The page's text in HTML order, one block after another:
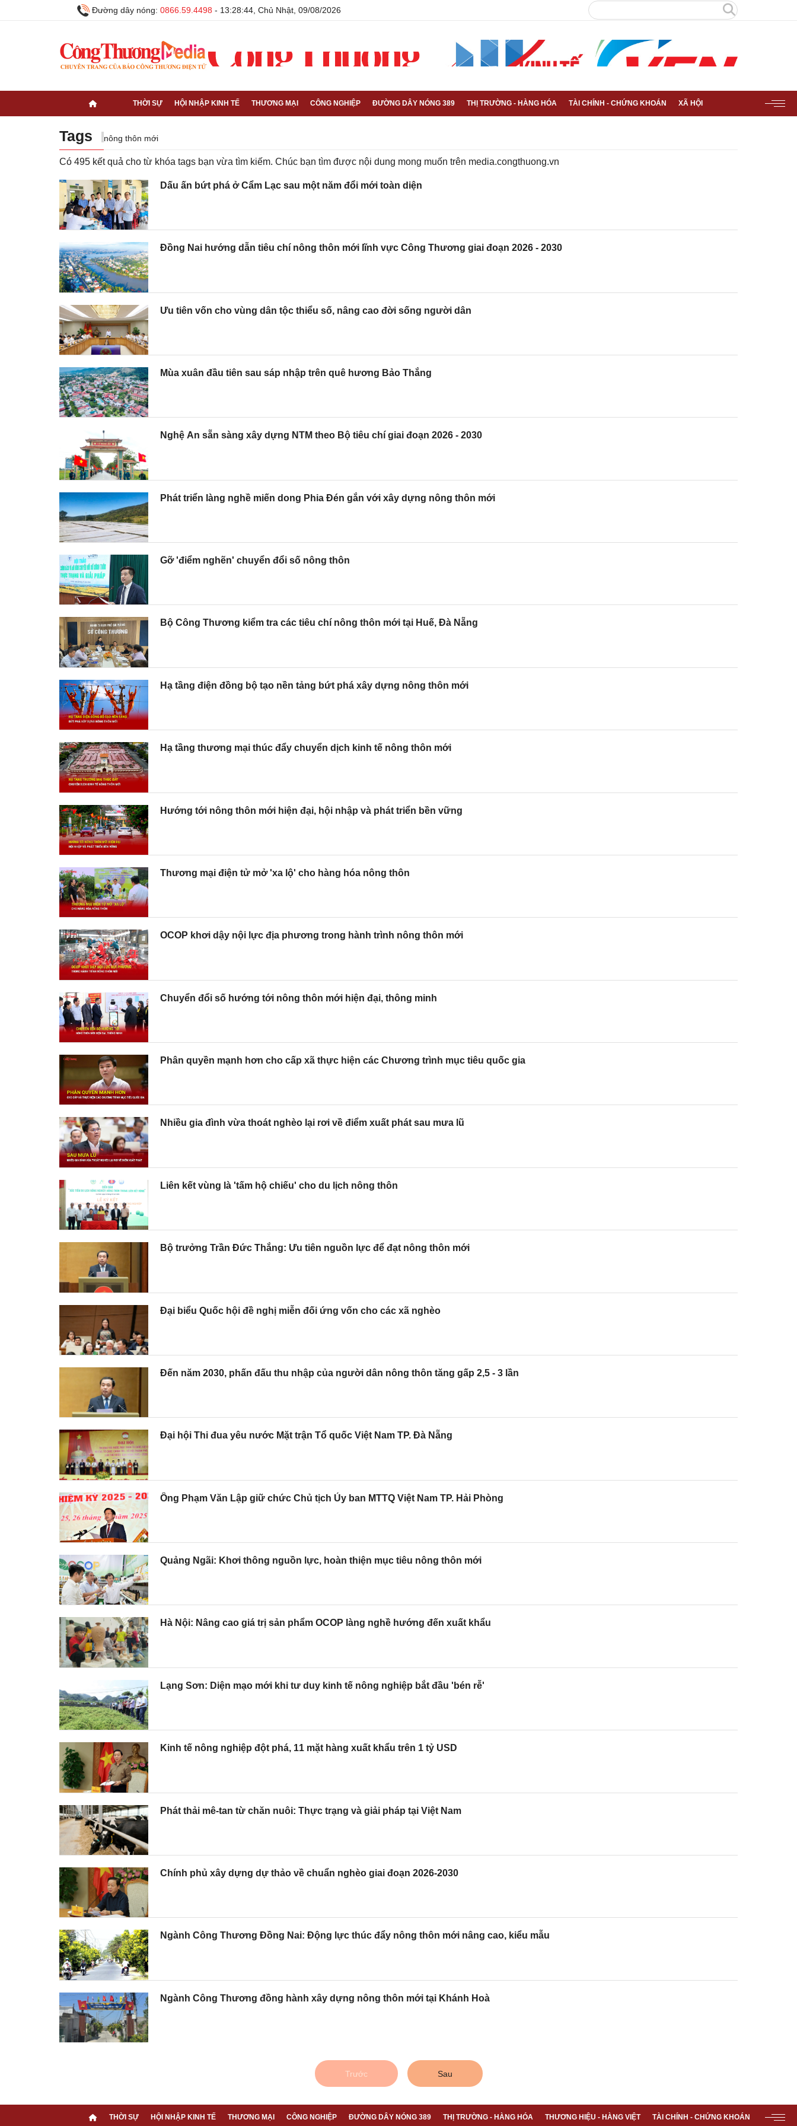
Đường dây nóng: 0866.59.4498 - 13:28:45, Chủ Nhật, 09/08/2026
THỜI SỰ HỘI NHẬP KINH TẾ THƯƠNG MẠI CÔNG NGHIỆP ĐƯỜNG DÂY NÓNG 389 THỊ TRƯỜNG - HÀNG HÓA TÀI CHÍNH - CHỨNG KHOÁN XÃ HỘI
Tags nông thôn mới
Có 495 kết quả cho từ khóa tags bạn vừa tìm kiếm. Chúc bạn tìm được nội dung mong muốn trên media.congthuong.vn
Dấu ấn bứt phá ở Cẩm Lạc sau một năm đổi mới toàn diện
Đồng Nai hướng dẫn tiêu chí nông thôn mới lĩnh vực Công Thương giai đoạn 2026 - 2030
Ưu tiên vốn cho vùng dân tộc thiểu số, nâng cao đời sống người dân
Mùa xuân đầu tiên sau sáp nhập trên quê hương Bảo Thắng
Nghệ An sẵn sàng xây dựng NTM theo Bộ tiêu chí giai đoạn 2026 - 2030
Phát triển làng nghề miến dong Phia Đén gắn với xây dựng nông thôn mới
Gỡ 'điểm nghẽn' chuyển đổi số nông thôn
Bộ Công Thương kiểm tra các tiêu chí nông thôn mới tại Huế, Đà Nẵng
Hạ tầng điện đồng bộ tạo nền tảng bứt phá xây dựng nông thôn mới
Hạ tầng thương mại thúc đẩy chuyển dịch kinh tế nông thôn mới
Hướng tới nông thôn mới hiện đại, hội nhập và phát triển bền vững
Thương mại điện tử mở 'xa lộ' cho hàng hóa nông thôn
OCOP khơi dậy nội lực địa phương trong hành trình nông thôn mới
Chuyển đổi số hướng tới nông thôn mới hiện đại, thông minh
Phân quyền mạnh hơn cho cấp xã thực hiện các Chương trình mục tiêu quốc gia
Nhiều gia đình vừa thoát nghèo lại rơi về điểm xuất phát sau mưa lũ
Liên kết vùng là 'tấm hộ chiếu' cho du lịch nông thôn
Bộ trưởng Trần Đức Thắng: Ưu tiên nguồn lực để đạt nông thôn mới
Đại biểu Quốc hội đề nghị miễn đối ứng vốn cho các xã nghèo
Đến năm 2030, phấn đấu thu nhập của người dân nông thôn tăng gấp 2,5 - 3 lần
Đại hội Thi đua yêu nước Mặt trận Tổ quốc Việt Nam TP. Đà Nẵng
Ông Phạm Văn Lập giữ chức Chủ tịch Ủy ban MTTQ Việt Nam TP. Hải Phòng
Quảng Ngãi: Khơi thông nguồn lực, hoàn thiện mục tiêu nông thôn mới
Hà Nội: Nâng cao giá trị sản phẩm OCOP làng nghề hướng đến xuất khẩu
Lạng Sơn: Diện mạo mới khi tư duy kinh tế nông nghiệp bắt đầu 'bén rễ'
Kinh tế nông nghiệp đột phá, 11 mặt hàng xuất khẩu trên 1 tỷ USD
Phát thải mê-tan từ chăn nuôi: Thực trạng và giải pháp tại Việt Nam
Chính phủ xây dựng dự thảo về chuẩn nghèo giai đoạn 2026-2030
Ngành Công Thương Đồng Nai: Động lực thúc đẩy nông thôn mới nâng cao, kiểu mẫu
Ngành Công Thương đồng hành xây dựng nông thôn mới tại Khánh Hoà
Trước Sau
THỜI SỰ HỘI NHẬP KINH TẾ THƯƠNG MẠI CÔNG NGHIỆP ĐƯỜNG DÂY NÓNG 389 THỊ TRƯỜNG - HÀNG HÓA THƯƠNG HIỆU - HÀNG VIỆT TÀI CHÍNH - CHỨNG KHOÁN